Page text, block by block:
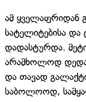
ამ ყველაფრიდან
სატელიტებისა და
დადასტურდა.
არამხოლოდ
და თავად
საბოლოოდ,